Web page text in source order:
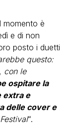
momento è
e di non
posto i duetti
questo:
con le
ospitare la
extra e
delle cover e
“.